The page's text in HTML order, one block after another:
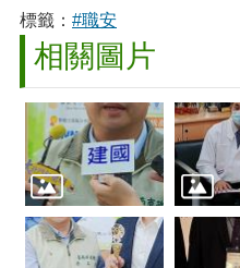
標籤： #職安
相關圖片